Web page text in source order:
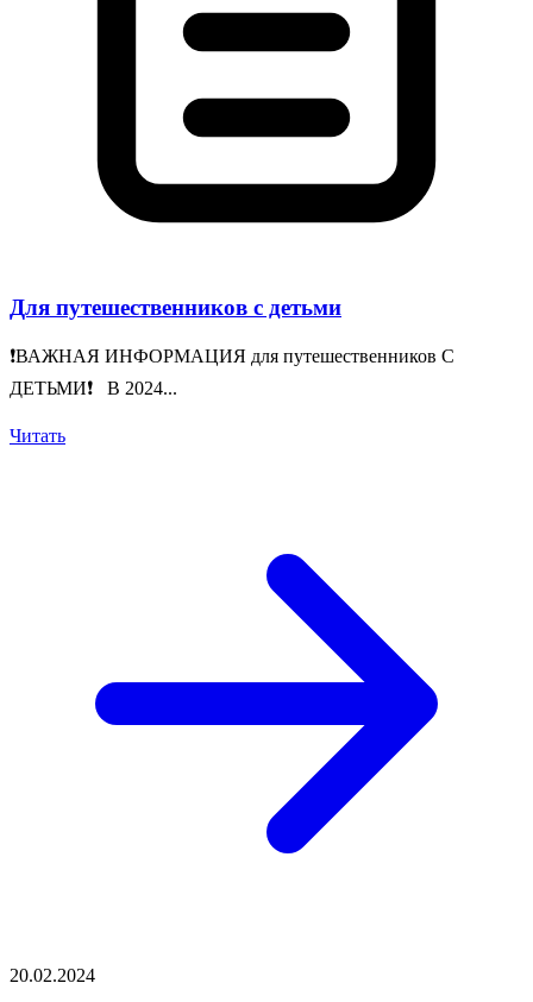
Для путешественников с детьми
❗️ВАЖНАЯ ИНФОРМАЦИЯ для путешественников С
ДЕТЬМИ❗️ В 2024...
Читать
20.02.2024